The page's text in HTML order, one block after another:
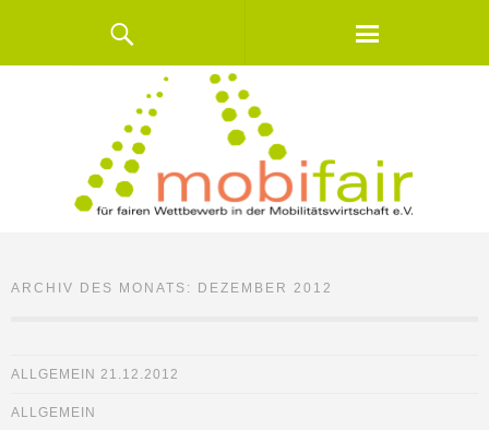
ARCHIV DES MONATS: DEZEMBER 2012
ALLGEMEIN 21.12.2012
ALLGEMEIN